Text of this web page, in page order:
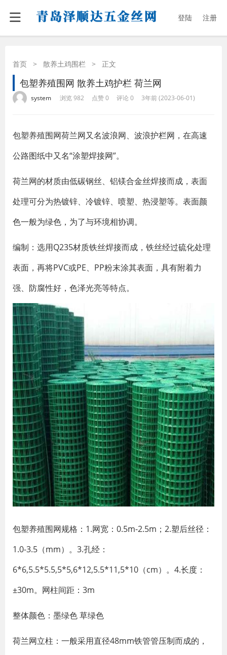
登陆 注册
首页 > 散养土鸡围栏 > 正文
包塑养殖围网 散养土鸡护栏 荷兰网
system 浏览 982 点赞 0 评论 0 3年前 (2023-06-01)
包塑养殖围网荷兰网又名波浪网、波浪护栏网，在高速
公路图纸中又名“涂塑焊接网”。
荷兰网的材质由低碳钢丝、铝镁合金丝焊接而成，表面
处理可分为热镀锌、冷镀锌、喷塑、热浸塑等。表面颜
色一般为绿色，为了与环境相协调。
编制：选用Q235材质铁丝焊接而成，铁丝经过硫化处理
表面，再将PVC或PE、PP粉末涂其表面，具有附着力
强、防腐性好，色泽光亮等特点。
包塑养殖围网规格：1.网宽：0.5m-2.5m；2.塑后丝径：
1.0-3.5（mm）。3.孔经：
6*6,5.5*5.5,5*5,6*12,5.5*11,5*10（cm）。4.长度：
±30m。网柱间距：3m
整体颜色：墨绿色 草绿色
荷兰网立柱：一般采用直径48mm铁管管压制而成的，